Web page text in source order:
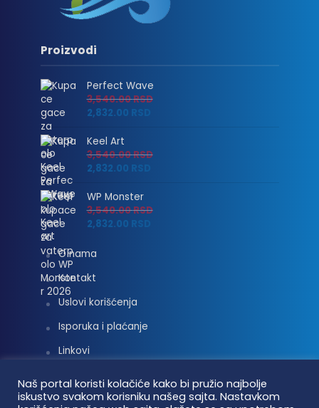
Proizvodi
Perfect Wave
3,540.00RSD
2,832.00 RSD
Keel Art
3,540.00RSD
2,832.00 RSD
WP Monster
3,540.00RSD
2,832.00 RSD
O nama
Kontakt
Uslovi korišćenja
Isporuka i plaćanje
Linkovi
Naš portal koristi kolačiće kako bi pružio najbolje
iskustvo svakom korisniku našeg sajta. Nastavkom